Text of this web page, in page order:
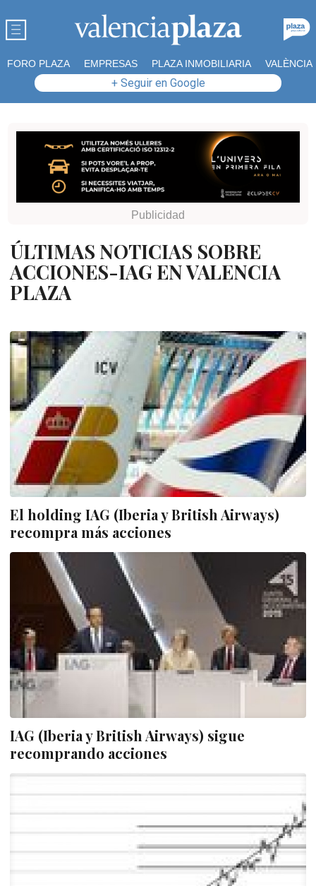
FORO PLAZA EMPRESAS PLAZA INMOBILIARIA VALÈNCIA
+ Seguir en Google
ÚLTIMAS NOTICIAS SOBRE
ACCIONES-IAG EN VALENCIA
PLAZA
El holding IAG (Iberia y British Airways)
recompra más acciones
IAG (Iberia y British Airways) sigue
recomprando acciones